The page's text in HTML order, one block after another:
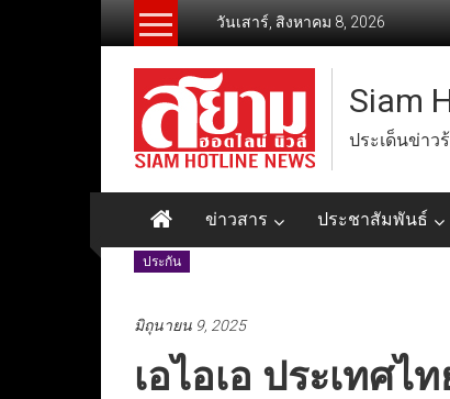
วันเสาร์, สิงหาคม 8, 2026
Siam
ประเด็นข่าว
ข่าวสาร ประชาสัมพันธ์
ประกัน
มิถุนายน 9, 2025
เอไอเอ ประเทศ